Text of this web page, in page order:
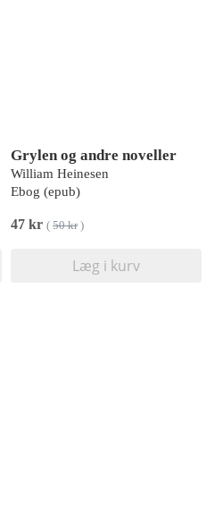
Grylen og andre noveller
William Heinesen
Ebog (epub)
47 kr ( 50 kr)
Læg i kurv